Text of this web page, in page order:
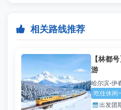
 相关路线推荐
【林都
游
哈尔滨-伊
吃住休闲
出发团